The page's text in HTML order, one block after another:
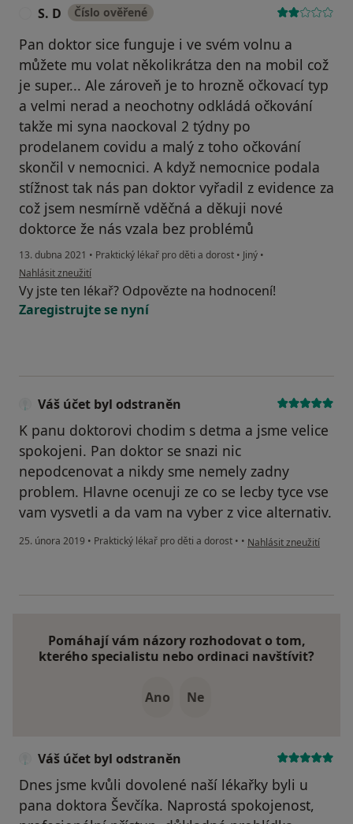
S. D Číslo ověřené
Pan doktor sice funguje i ve svém volnu a
můžete mu volat několikrátza den na mobil což
je super... Ale zároveň je to hrozně očkovací typ
a velmi nerad a neochotny odkládá očkování
takže mi syna naockoval 2 týdny po
prodelanem covidu a malý z toho očkování
skončil v nemocnici. A když nemocnice podala
stížnost tak nás pan doktor vyřadil z evidence za
což jsem nesmírně vděčná a děkuji nové
doktorce že nás vzala bez problémů
13. dubna 2021 • Praktický lékař pro děti a dorost • Jiný •
podle názoru uživatele S. D
Nahlásit zneužití
Vy jste ten lékař? Odpovězte na hodnocení!
Zaregistrujte se nyní
Váš účet byl odstraněn
K panu doktorovi chodim s detma a jsme velice
spokojeni. Pan doktor se snazi nic
nepodcenovat a nikdy sme nemely zadny
problem. Hlavne ocenuji ze co se lecby tyce vse
vam vysvetli a da vam na vyber z vice alternativ.
25. února 2019 • Praktický lékař pro děti a dorost • • podle názoru uživatele
Nahlásit zneužití
Pomáhají vám názory rozhodovat o tom,
kterého specialistu nebo ordinaci navštívit?
Ano Ne
Váš účet byl odstraněn
Dnes jsme kvůli dovolené naší lékařky byli u
pana doktora Ševčíka. Naprostá spokojenost,